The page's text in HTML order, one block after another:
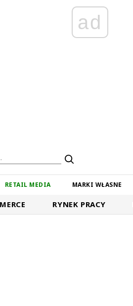
ad
RETAIL MEDIA MARKI WŁASNE
RYNEK PRACY